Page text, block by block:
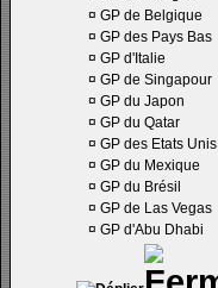
¤ GP de Belgique
¤ GP des Pays Bas
¤ GP d'Italie
¤ GP de Singapour
¤ GP du Japon
¤ GP du Qatar
¤ GP des Etats Unis
¤ GP du Mexique
¤ GP du Brésil
¤ GP de Las Vegas
¤ GP d'Abu Dhabi